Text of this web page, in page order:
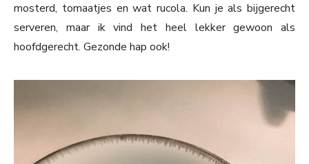
mosterd, tomaatjes en wat rucola. Kun je als bijgerecht
serveren, maar ik vind het heel lekker gewoon als
hoofdgerecht. Gezonde hap ook!